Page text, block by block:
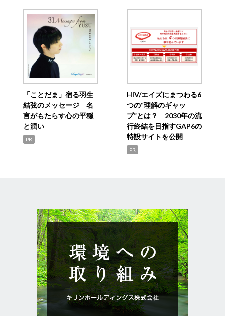
「ことだま」宿る羽生
結弦のメッセージ 名
言がもたらす心の平穏
と潤い
PR
HIV/エイズにまつわる6
つの“理解のギャッ
プ”とは？ 2030年の流
行終結を目指すGAP6の
特設サイトを公開
PR